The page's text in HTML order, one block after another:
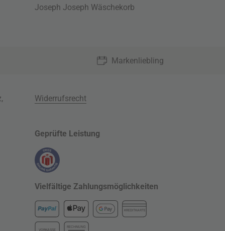
Joseph Joseph Wäschekorb
Markenliebling
,
Widerrufsrecht
Geprüfte Leistung
Vielfältige Zahlungsmöglichkeiten
KREDITKARTE
VORKASSE
RECHNUNG